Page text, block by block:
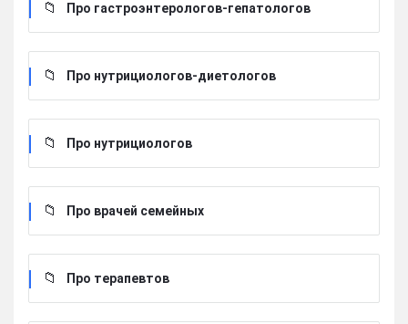
Про гастроэнтерологов-гепатологов
Про нутрициологов-диетологов
Про нутрициологов
Про врачей семейных
Про терапевтов